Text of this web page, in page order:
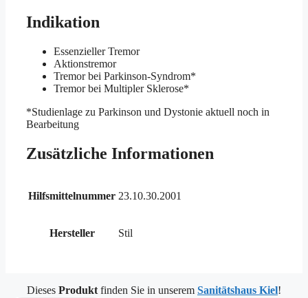
Indikation
Essenzieller Tremor
Aktionstremor
Tremor bei Parkinson-Syndrom*
Tremor bei Multipler Sklerose*
*Studienlage zu Parkinson und Dystonie aktuell noch in
Bearbeitung
Zusätzliche Informationen
Hilfsmittelnummer 23.10.30.2001
Hersteller Stil
Dieses Produkt finden Sie in unserem Sanitätshaus Kiel!